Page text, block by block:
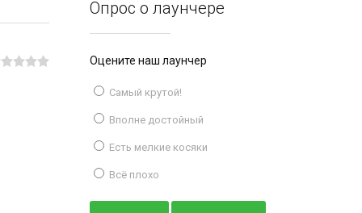
Опрос о лаунчере
Оцените наш лаунчер
Самый крутой!
Вполне достойный
Есть мелкие косяки
Всё плохо